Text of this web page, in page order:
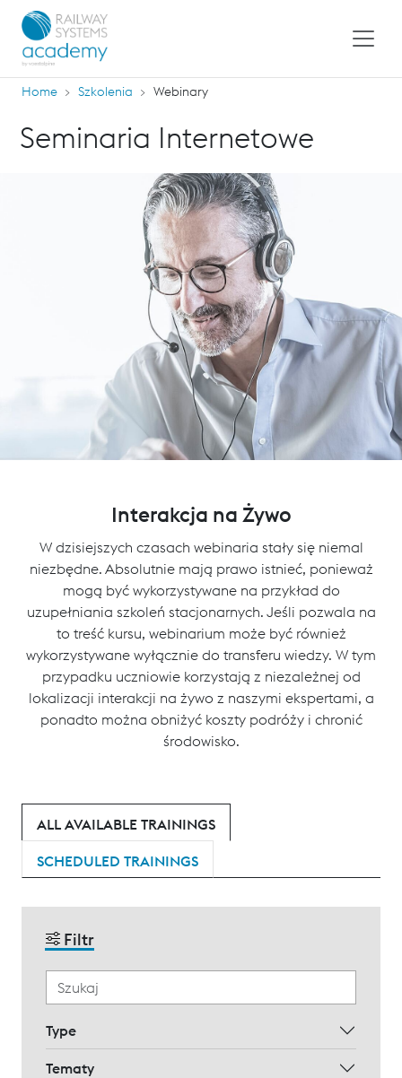
Home Szkolenia Webinary
Seminaria Internetowe
Interakcja na Żywo
W dzisiejszych czasach webinaria stały się niemal
niezbędne. Absolutnie mają prawo istnieć, ponieważ
mogą być wykorzystywane na przykład do
uzupełniania szkoleń stacjonarnych. Jeśli pozwala na
to treść kursu, webinarium może być również
wykorzystywane wyłącznie do transferu wiedzy. W tym
przypadku uczniowie korzystają z niezależnej od
lokalizacji interakcji na żywo z naszymi ekspertami, a
ponadto można obniżyć koszty podróży i chronić
środowisko.
ALL AVAILABLE TRAININGS
SCHEDULED TRAININGS
Filtr
Type
Tematy